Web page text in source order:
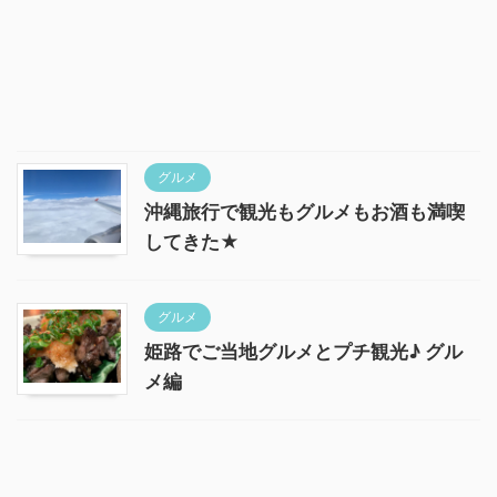
グルメ
沖縄旅行で観光もグルメもお酒も満喫
してきた★
グルメ
姫路でご当地グルメとプチ観光♪ グル
メ編